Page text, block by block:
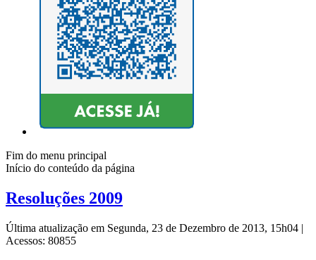
Fim do menu principal
Início do conteúdo da página
Resoluções 2009
Última atualização em Segunda, 23 de Dezembro de 2013, 15h04 |
Acessos: 80855